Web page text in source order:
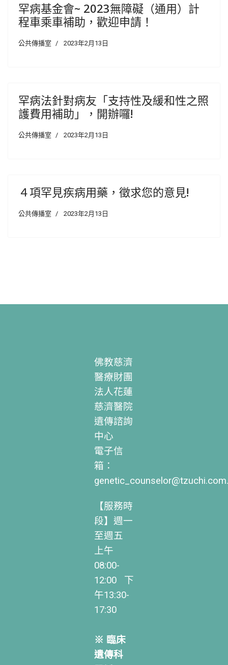
罕病基金會~ 2023無障礙（通用）計
程車乘車補助，歡迎申請！
公共傳播室 2023年2月13日
罕病法針對病友「支持性及緩和性之照
護費用補助」，開辦囉!
公共傳播室 2023年2月13日
４項罕見疾病用藥，徵求您的意見!
公共傳播室 2023年2月13日
佛教慈濟
醫療財團
法人花蓮
慈濟醫院
遺傳諮詢
中心
電子信
箱：
【服務時
段】週一
至週五
上午
08:00-
12:00 下
午13:30-
17:30
※ 臨床
遺傳科